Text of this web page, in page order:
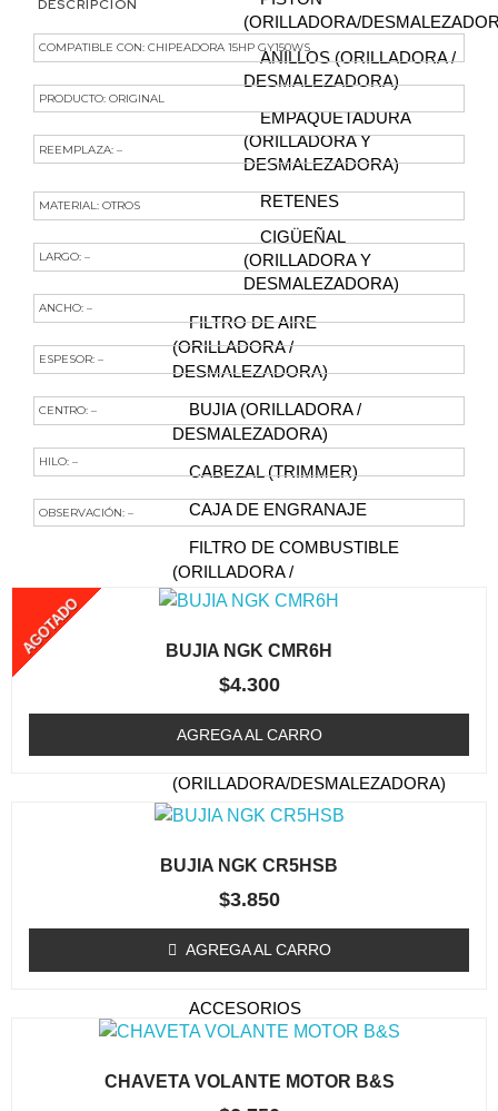
(ORILLADORA/
ANILLOS (ORILLADORA /
DESMALEZADORA)
EMPAQUETADURA
(ORILLADORA Y
DESMALEZADORA)
RETENES
CIGÜEÑAL
(ORILLADORA Y
DESMALEZADORA)
FILTRO DE AIRE
(ORILLADORA /
DESMALEZADORA)
BUJIA (ORILLADORA /
DESMALEZADORA)
CABEZAL (TRIMMER)
CAJA DE ENGRANAJE
FILTRO DE COMBUSTIBLE
(ORILLADORA /
DESMALEZADORA)
(ORILLADORA/DESMALEZADORA)
ESTANQUE DE
EMBRAGUE / TAMBOR
(ORILLADORA/DESMALEZADORA)
CARBURADOR
CARBURADOR
BOBINAS (ORILLADORA /
DESMALEZADORA)
ACCESORIOS
(ORILLADORA/DESMALEZADORA)
OTROS (ORILLADORA
DESCRIPCIÓN
COMPATIBLE CON: CHIPEADORA 15HP GY150WS
PRODUCTO: ORIGINAL
REEMPLAZA: –
MATERIAL: OTROS
LARGO: –
ANCHO: –
ESPESOR: –
CENTRO: –
HILO: –
OBSERVACIÓN: –
Te Podría Interesar
BUJIA NGK CMR6H
AGOTADO
$4.300
AGREGA AL CARRO
BUJIA NGK CR5HSB
$3.850
AGREGA AL CARRO
CHAVETA VOLANTE MOTOR B&S